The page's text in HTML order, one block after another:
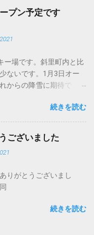
では、登ったら車体ご
から今度は地面にドン
面をとらえてるという
当たり前かもしれませ
で何回か紹介していま
ート社製バイソンＸ
大形の野牛で、肩が盛
ーロッパバイソンと、
ッファローともよばれ
牛Ｘです。（メーカー
い） 世界の圧雪車市場
（代表格バイソンかエ
ースボーラー社（代表
プン予定です
ー場です。斜里町内と比
ないです。1月3日オー
からの降雪に期待で
。 スキー場の営業状況
ー にて発信します。今
願いします。
続きを読む
ございました
りがとうございまし
続きを読む